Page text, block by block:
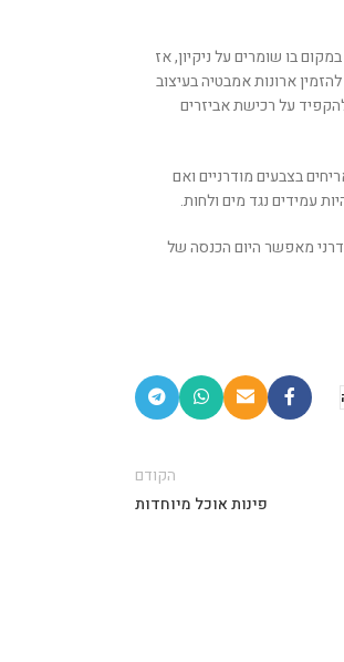
בו שומרים על ניקיון, אז
ארונות אמבטיה בעיצוב
על רכישת אביזרים
בצבעים מודרניים ואם
עמידים נגד מים ולחות.
מאפשר היום הכנסה של
הקודם
פינות אוכל מיוחדות